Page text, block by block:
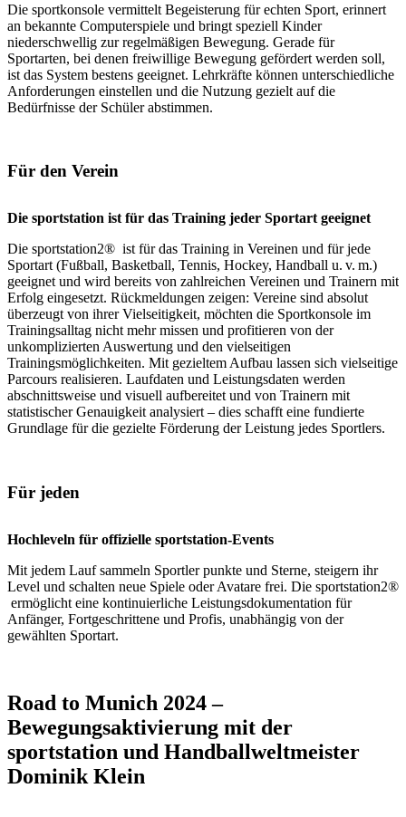
Die sportkonsole vermittelt Begeisterung für echten Sport, erinnert
an bekannte Computerspiele und bringt speziell Kinder
niederschwellig zur regelmäßigen Bewegung. Gerade für
Sportarten, bei denen freiwillige Bewegung gefördert werden soll,
ist das System bestens geeignet. Lehrkräfte können unterschiedliche
Anforderungen einstellen und die Nutzung gezielt auf die
Bedürfnisse der Schüler abstimmen.
Für den Verein
Die sportstation ist für das Training jeder Sportart geeignet
Die sportstation2® ist für das Training in Vereinen und für jede
Sportart (Fußball, Basketball, Tennis, Hockey, Handball u. v. m.)
geeignet und wird bereits von zahlreichen Vereinen und Trainern mit
Erfolg eingesetzt. Rückmeldungen zeigen: Vereine sind absolut
überzeugt von ihrer Vielseitigkeit, möchten die Sportkonsole im
Trainingsalltag nicht mehr missen und profitieren von der
unkomplizierten Auswertung und den vielseitigen
Trainingsmöglichkeiten. Mit gezieltem Aufbau lassen sich vielseitige
Parcours realisieren. Laufdaten und Leistungsdaten werden
abschnittsweise und visuell aufbereitet und von Trainern mit
statistischer Genauigkeit analysiert – dies schafft eine fundierte
Grundlage für die gezielte Förderung der Leistung jedes Sportlers.
Für jeden
Hochleveln für offizielle sportstation-Events
Mit jedem Lauf sammeln Sportler punkte und Sterne, steigern ihr
Level und schalten neue Spiele oder Avatare frei. Die sportstation2®
ermöglicht eine kontinuierliche Leistungsdokumentation für
Anfänger, Fortgeschrittene und Profis, unabhängig von der
gewählten Sportart.
Road to Munich 2024 –
Bewegungsaktivierung mit der
sportstation und Handballweltmeister
Dominik Klein